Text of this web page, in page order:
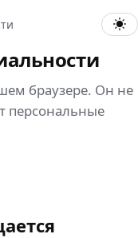
браузере. Он не
персональные